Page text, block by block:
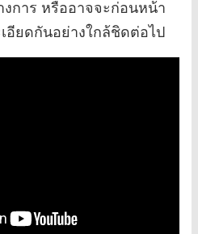
งการ หรืออาจจะก่อนหน้า
อียดกันอย่างใกล้ชิดต่อไป